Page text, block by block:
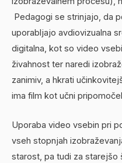
Pedagogi se strinjajo, da
uporabljajo avdiovizualna
digitalna, kot so video
živahnost ter naredi
zanimiv, a hkrati
ima film kot učni
Uporaba video vsebin pri
vseh stopnjah
starost, pa tudi za starejšo